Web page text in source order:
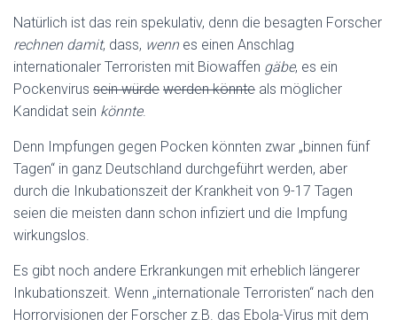
Natürlich ist das rein spekulativ, denn die besagten Forscher
rechnen damit, dass, wennes einen Anschlag
internationaler Terroristen mit Biowaffen gäbe, es ein
Pockenvirus sein würde werden könnte als möglicher
Kandidat sein könnte.
Denn Impfungen gegen Pocken könnten zwar „binnen fünf
Tagen“ in ganz Deutschland durchgeführt werden, aber
durch die Inkubationszeit der Krankheit von 9-17 Tagen
seien die meisten dann schon infiziert und die Impfung
wirkungslos.
Es gibt noch andere Erkrankungen mit erheblich längerer
Inkubationszeit. Wenn „internationale Terroristen“ nach den
Horrorvisionen der Forscher z.B. das Ebola-Virus mit dem